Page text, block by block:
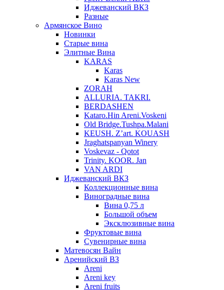
Иджеванский ВКЗ
Разные
Армянское Вино
Новинки
Старые вина
Элитные Вина
KARAS
Karas
Karas New
ZORAH
ALLURIA. TAKRI.
BERDASHEN
Kataro.Hin Areni.Voskeni
Old Bridge.Tushpa.Malani
KEUSH. Z’art. KOUASH
Jraghatspanyan Winery
Voskevaz - Qotot
Trinity. KOOR. Jan
VAN ARDI
Иджеванский ВКЗ
Коллекционные вина
Виноградные вина
Вина 0,75 л
Большой объем
Эксклюзивные вина
Фруктовые вина
Cувенирные вина
Матевосян Вайн
Аренийский ВЗ
Areni
Areni key
Areni fruits